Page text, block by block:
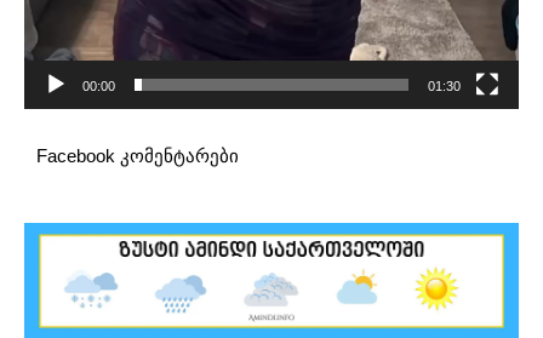
00:00 01:30
Facebook კომენტარები